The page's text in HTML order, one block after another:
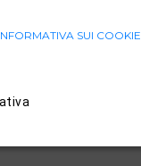
SUI COOKIE